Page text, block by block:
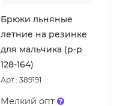
Брюки льняные
летние на резинке
для мальчика (р-р
128-164)
Арт.: 389191
Мелкий опт